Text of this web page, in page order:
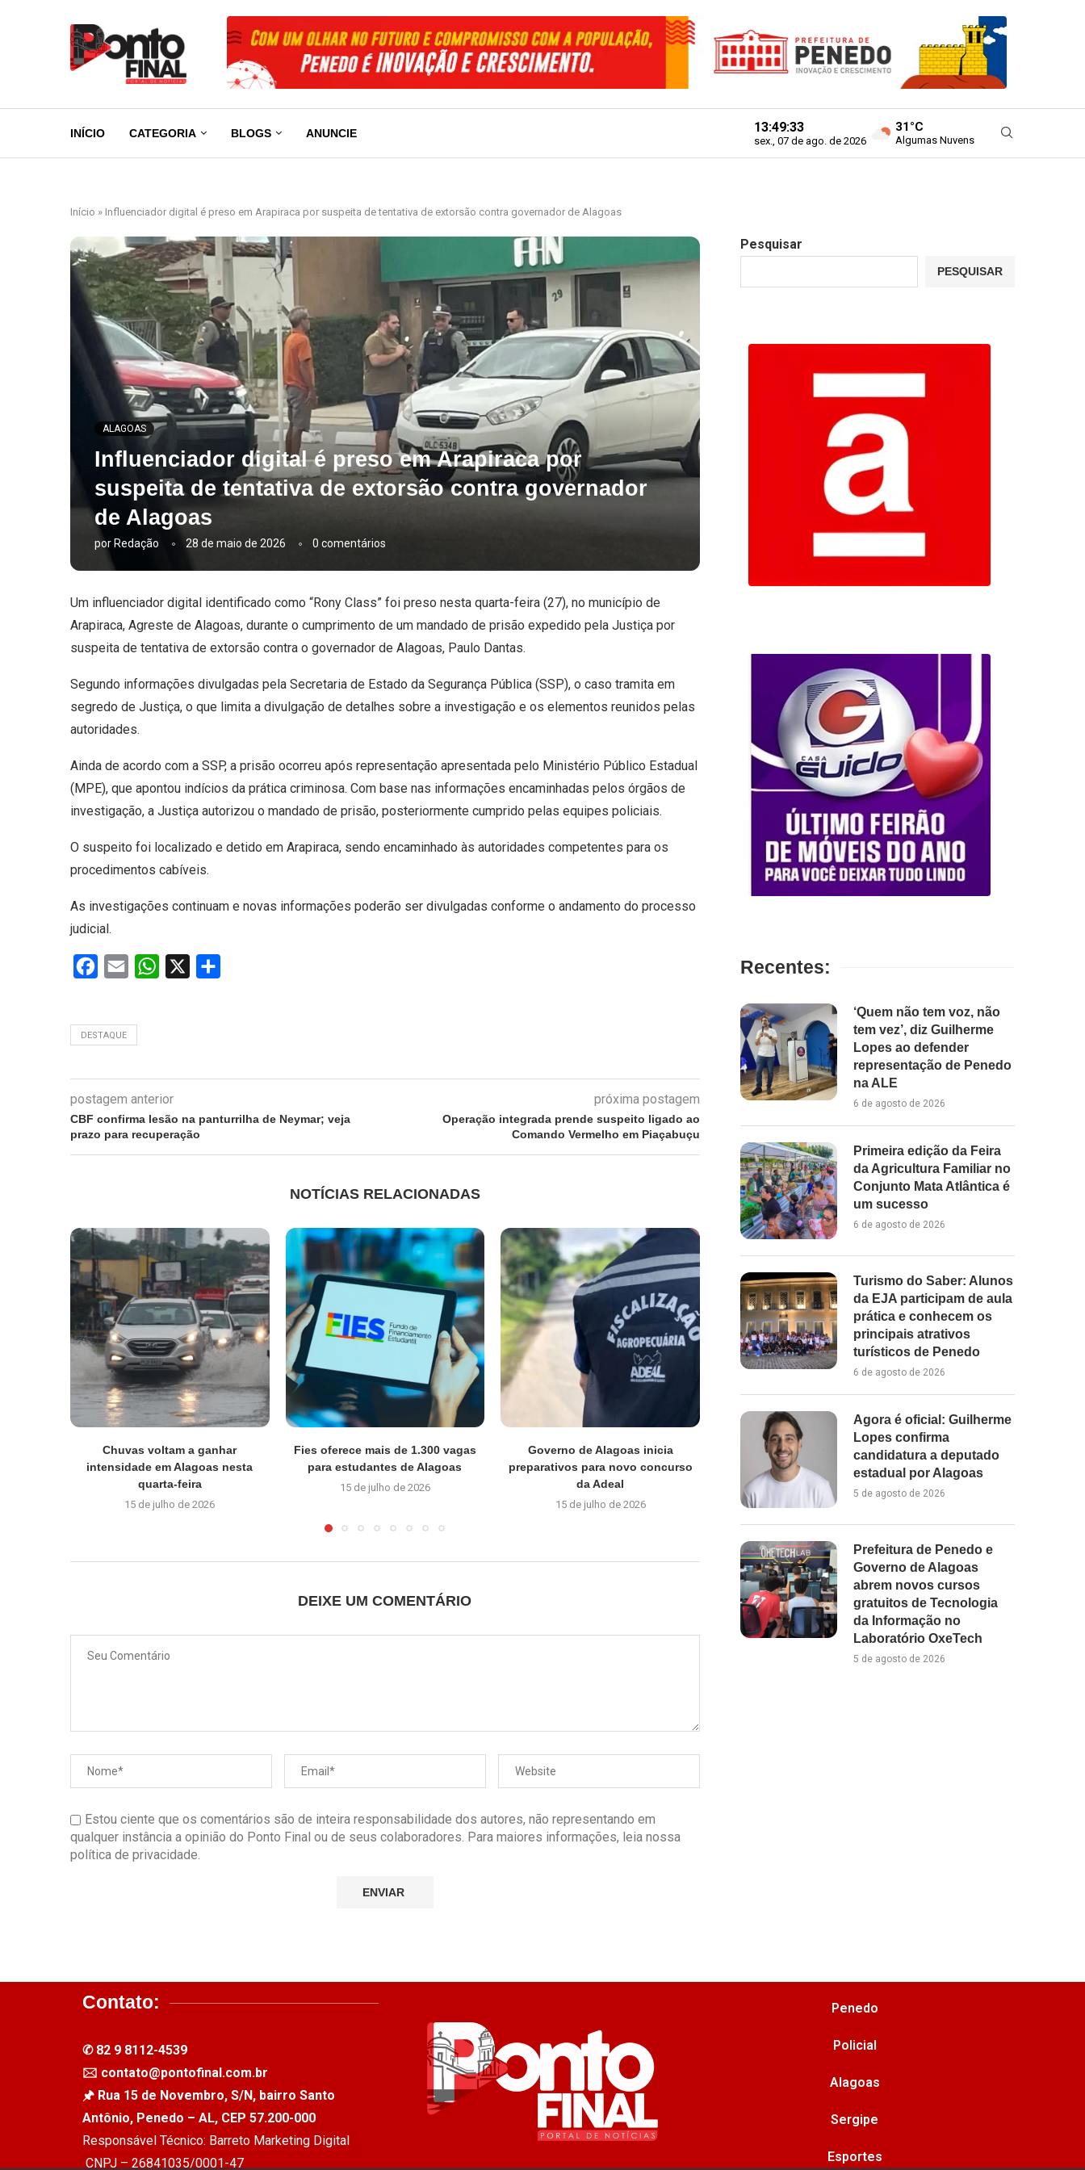
INÍCIO CATEGORIA BLOGS ANUNCIE 13:49:34
sex., 07 de ago. de 2026
31°C
Algumas Nuvens
Início » Influenciador digital é preso em Arapiraca por suspeita de tentativa de extorsão contra governador de Alagoas
ALAGOAS
Influenciador digital é preso em Arapiraca por
suspeita de tentativa de extorsão contra governador
de Alagoas
por Redação 28 de maio de 2026 0 comentários
Um influenciador digital identificado como “Rony Class” foi preso nesta quarta-feira (27), no município de
Arapiraca, Agreste de Alagoas, durante o cumprimento de um mandado de prisão expedido pela Justiça por
suspeita de tentativa de extorsão contra o governador de Alagoas, Paulo Dantas.
Segundo informações divulgadas pela Secretaria de Estado da Segurança Pública (SSP), o caso tramita em
segredo de Justiça, o que limita a divulgação de detalhes sobre a investigação e os elementos reunidos pelas
autoridades.
Ainda de acordo com a SSP, a prisão ocorreu após representação apresentada pelo Ministério Público Estadual
(MPE), que apontou indícios da prática criminosa. Com base nas informações encaminhadas pelos órgãos de
investigação, a Justiça autorizou o mandado de prisão, posteriormente cumprido pelas equipes policiais.
O suspeito foi localizado e detido em Arapiraca, sendo encaminhado às autoridades competentes para os
procedimentos cabíveis.
As investigações continuam e novas informações poderão ser divulgadas conforme o andamento do processo
judicial.
Facebook
Email WhatsApp
DESTAQUE
postagem anterior
CBF confirma lesão na panturrilha de Neymar; veja
prazo para recuperação
próxima postagem
Operação integrada prende suspeito ligado ao
Comando Vermelho em Piaçabuçu
NOTÍCIAS RELACIONADAS
Chuvas voltam a ganhar
intensidade em Alagoas nesta
quarta-feira
15 de julho de 2026
Fies oferece mais de 1.300 vagas
para estudantes de Alagoas
15 de julho de 2026
Governo de Alagoas inicia
preparativos para novo concurso
da Adeal
15 de julho de 2026
Ministério Público recorre contra
construção de espigões no Litoral
Norte de Maceió
15 de julho de 2026
Franquias educacionais
expansão e ampliam
DEIXE UM COMENTÁRIO
Estou ciente que os comentários são de inteira responsabilidade dos autores, não representando em
qualquer instância a opinião do Ponto Final ou de seus colaboradores. Para maiores informações, leia nossa
política de privacidade.
Pesquisar
PESQUISAR
Recentes:
‘Quem não tem voz, não
tem vez’, diz Guilherme
Lopes ao defender
representação de Penedo
na ALE
6 de agosto de 2026
Primeira edição da Feira
da Agricultura Familiar no
Conjunto Mata Atlântica é
um sucesso
6 de agosto de 2026
Turismo do Saber: Alunos
da EJA participam de aula
prática e conhecem os
principais atrativos
turísticos de Penedo
6 de agosto de 2026
Agora é oficial: Guilherme
Lopes confirma
candidatura a deputado
estadual por Alagoas
5 de agosto de 2026
Prefeitura de Penedo e
Governo de Alagoas
abrem novos cursos
gratuitos de Tecnologia
da Informação no
Laboratório OxeTech
5 de agosto de 2026
Contato:
✆ 82 9 8112-4539
🖂 contato@pontofinal.com.br
🖈 Rua 15 de Novembro, S/N, bairro Santo
Antônio, Penedo – AL, CEP 57.200-000
Responsável Técnico: Barreto Marketing Digital
CNPJ – 26841035/0001-47
Penedo
Policial
Alagoas
Sergipe
Esportes